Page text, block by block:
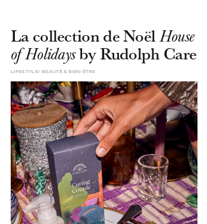
La collection de NoëlHouse
of Holidaysby Rudolph Care
BEAUTÉ & BIEN-ÊTRE
LIFESTYLE